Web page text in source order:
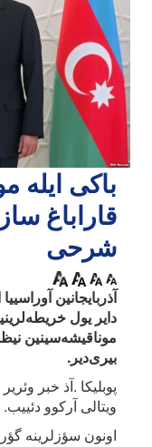
باکی ایله
قاراباغ
شرحی
آذربایجانین
دایر یول
موناقیشه‌سینین
بیری‌دیر.
پوبلیکا .آذ خبر
ویتالی آرکوو دئییب.
اونون سؤزلرینه